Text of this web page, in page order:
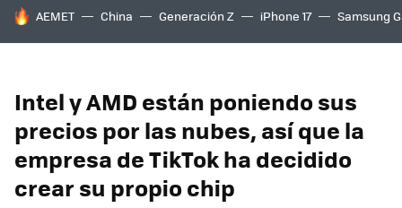
HOY SE HABLA DE
AEMET China Generación Z iPhone 17 Samsung
Intel y AMD están poniendo sus
precios por las nubes, así que la
empresa de TikTok ha decidido
crear su propio chip